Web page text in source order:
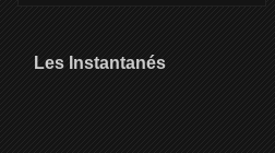
Les Instantanés